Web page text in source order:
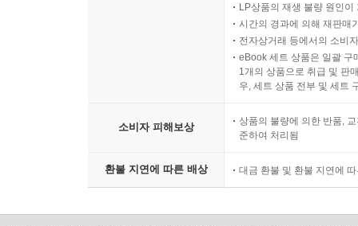
LP상품의 재생 불량 원인
시간의 경과에 의해 재판매
전자상거래 등에서의 소비
eBook 세트 상품은 일괄 구
1개의 상품으로 취급 및 판
우, 세트 상품 전부 및 세트
소비자 피해보상
상품의 불량에 의한 반품,
준하여 처리됨
환불 지연에 따른 배상 대금 환불 및 환불 지연에